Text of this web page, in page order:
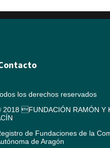
los derechos reservados
2018 FUNDACIÓN RAMÓN Y
de Fundaciones de la
de Aragón